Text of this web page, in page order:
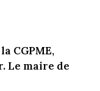
CGPME,
Le maire de